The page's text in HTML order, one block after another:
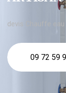
devis Chauffe
09 72 59